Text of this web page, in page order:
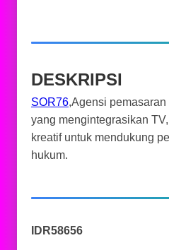
DESKRIPSI
SOR76,Agensi
yang mengintegrasikan
kreatif untuk mendukung
hukum.
IDR58656